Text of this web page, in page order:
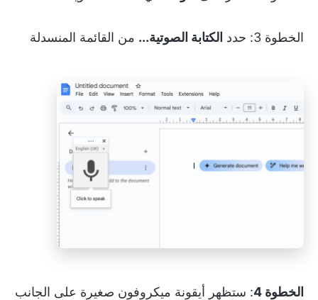
الخطوة 3: حدد الكتابة الصوتية... من القائمة المنسدلة
الخطوة 4
: ستظهر أيقونة ميكروفون صغيرة على الجانب